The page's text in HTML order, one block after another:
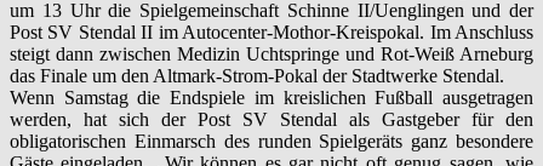
um 13 Uhr die Spielgemeinschaft Schinne II/Uenglingen und der
Post SV Stendal II im Autocenter-Mothor-Kreispokal. Im Anschluss
steigt dann zwischen Medizin Uchtspringe und Rot-Weiß Arneburg
das Finale um den Altmark-Strom-Pokal der Stadtwerke Stendal.
Wenn Samstag die Endspiele im kreislichen Fußball ausgetragen
werden, hat sich der Post SV Stendal als Gastgeber für den
obligatorischen Einmarsch des runden Spielgeräts ganz besondere